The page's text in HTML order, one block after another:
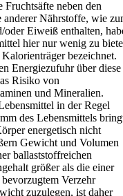
neben den
Nährstoffe, wie
Eiweiß enthalten,
hier nur wenig zu
Kalorienträger bezeichnet.
Energiezufuhr über diese
Risiko von
und Mineralien.
in der Regel
des Lebensmittels
energetisch nicht
Gewicht und Volumen
ballaststoffreichen
größer als die einer
bevorzugtem Verzehr
zuzulegen, ist daher